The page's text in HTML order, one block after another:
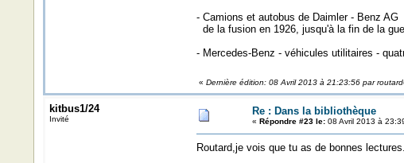
- Camions et autobus de Daimler - Benz AG
de la fusion en 1926, jusqu'à la fin de la
- Mercedes-Benz - véhicules utilitaires -
« Dernière édition: 08 Avril 2013 à 21:23:56 par
kitbus1/24
Invité
Re : Dans la bibliothèque
« Répondre #23 le:08 Avril 2013 à
Routard,je vois que tu as de bonnes lectures.